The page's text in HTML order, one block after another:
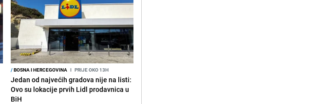
/BOSNA I HERCEGOVINA I PRIJE OKO 13H
Jedan od najvećih gradova nije na listi:
Ovo su lokacije prvih Lidl prodavnica u
BiH